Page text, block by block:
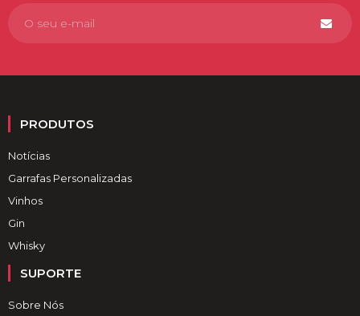
PRODUTOS
Notícias
Garrafas Personalizadas
Vinhos
Gin
Whisky
SUPORTE
Sobre Nós